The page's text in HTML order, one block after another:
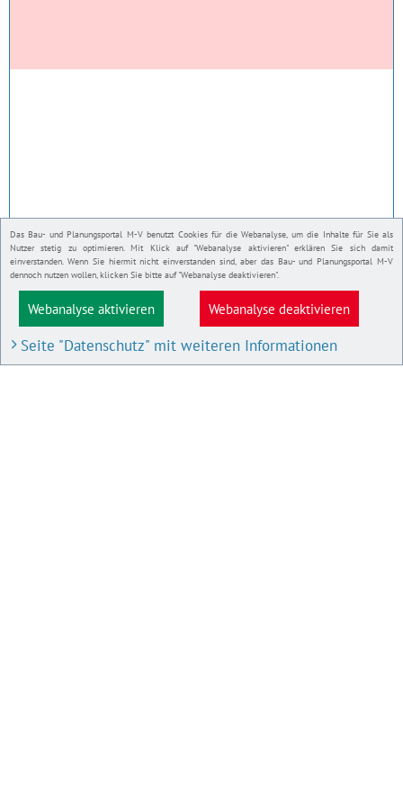
Das Bau- und Planungsportal M-V benutzt Cookies für die Webanalyse, um die Inhalte für Sie als
Nutzer stetig zu optimieren. Mit Klick auf "Webanalyse aktivieren" erklären Sie sich damit
einverstanden. Wenn Sie hiermit nicht einverstanden sind, aber das Bau- und Planungsportal M-V
dennoch nutzen wollen, klicken Sie bitte auf "Webanalyse deaktivieren".
Webanalyse aktivieren Webanalyse deaktivieren
Seite "Datenschutz" mit weiteren Informationen